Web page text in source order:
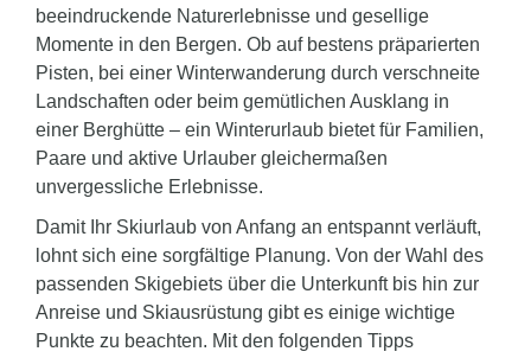
beeindruckende Naturerlebnisse und gesellige
Momente in den Bergen. Ob auf bestens präparierten
Pisten, bei einer Winterwanderung durch verschneite
Landschaften oder beim gemütlichen Ausklang in
einer Berghütte – ein Winterurlaub bietet für Familien,
Paare und aktive Urlauber gleichermaßen
unvergessliche Erlebnisse.
Damit Ihr Skiurlaub von Anfang an entspannt verläuft,
lohnt sich eine sorgfältige Planung. Von der Wahl des
passenden Skigebiets über die Unterkunft bis hin zur
Anreise und Skiausrüstung gibt es einige wichtige
Punkte zu beachten. Mit den folgenden Tipps